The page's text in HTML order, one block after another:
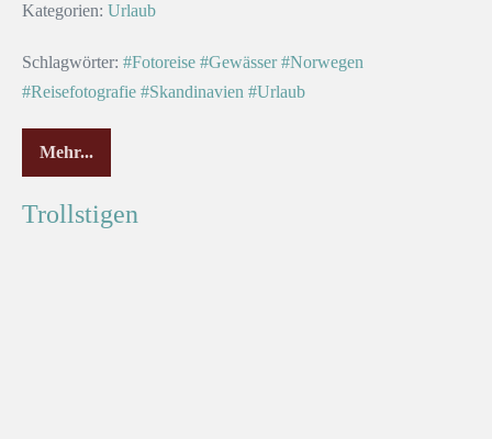
Kategorien: Urlaub
Schlagwörter: #Fotoreise #Gewässer #Norwegen
#Reisefotografie #Skandinavien #Urlaub
Mehr...
Trollstigen